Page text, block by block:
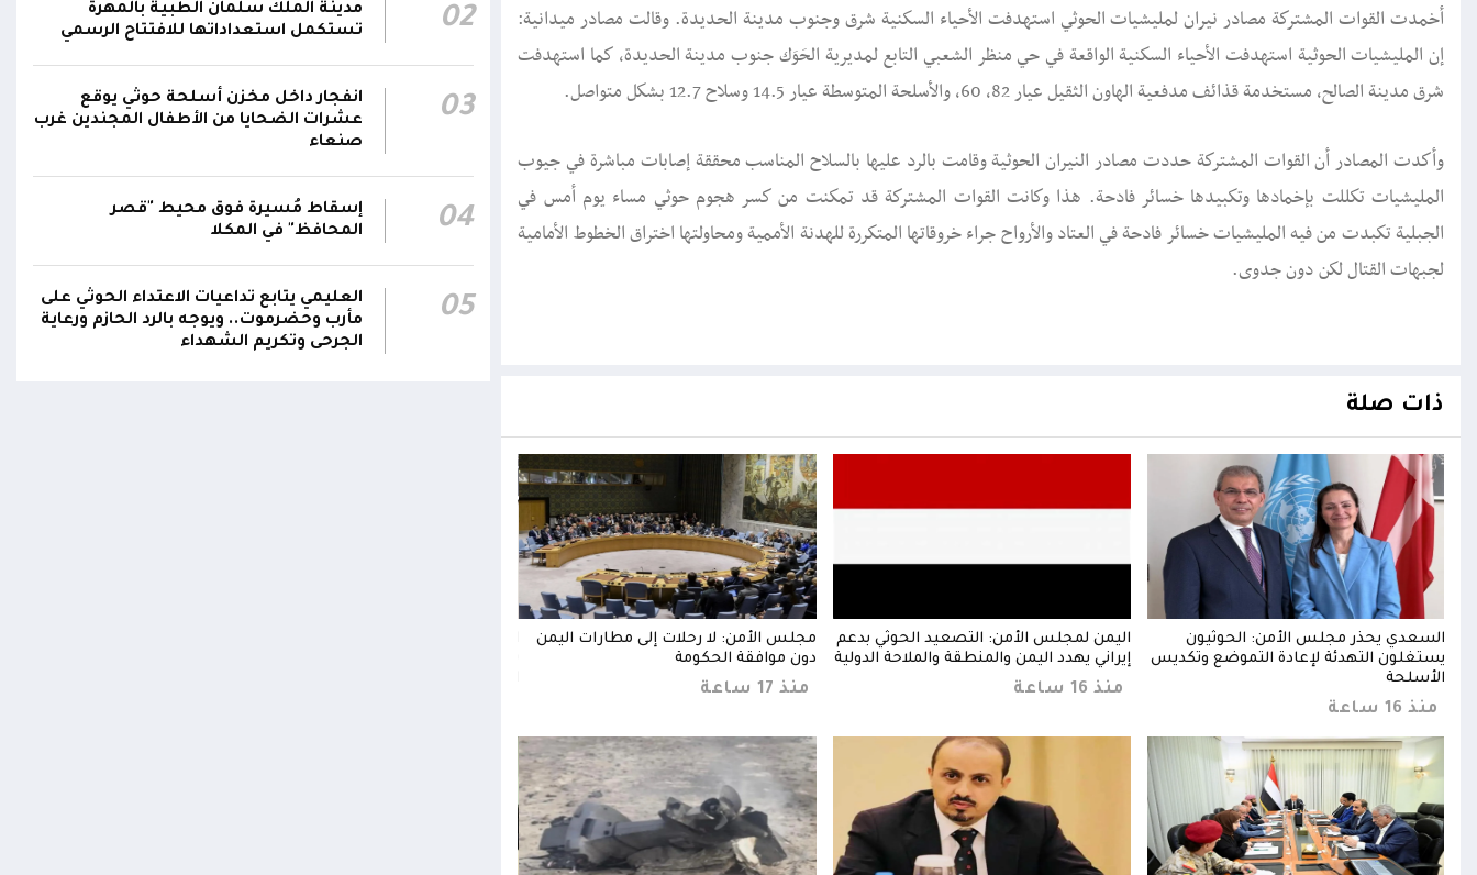
أخمدت القوات المشتركة مصادر نيران لمليشيات الحوثي استهدفت الأحياء السكنية شرق وجنوب مدينة الحديدة. وقالت مصادر ميدانية:
إن المليشيات الحوثية استهدفت الأحياء السكنية الواقعة في حي منظر الشعبي التابع لمديرية الحَوَك جنوب مدينة الحديدة، كما استهدفت
شرق مدينة الصالح، مستخدمة قذائف مدفعية الهاون الثقيل عيار 82، 60، والأسلحة المتوسطة عيار 14.5 وسلاح 12.7 بشكل متواصل.
وأكدت المصادر أن القوات المشتركة حددت مصادر النيران الحوثية وقامت بالرد عليها بالسلاح المناسب محققة إصابات مباشرة في جيوب
المليشيات تكللت بإخمادها وتكبيدها خسائر فادحة. هذا وكانت القوات المشتركة قد تمكنت من كسر هجوم حوثي مساء يوم أمس في
الجبلية تكبدت من فيه المليشيات خسائر فادحة في العتاد والأرواح جراء خروقاتها المتكررة للهدنة الأممية ومحاولتها اختراق الخطوط الأمامية
لجبهات القتال لكن دون جدوى.
ذات صلة
السعدي يحذر مجلس الأمن: الحوثيون
يستغلون التهدئة لإعادة التموضع وتكديس
الأسلحة
منذ 16 ساعة
اليمن لمجلس الأمن: التصعيد الحوثي بدعم
إيراني يهدد اليمن والمنطقة والملاحة الدولية
منذ 16 ساعة
مجلس الأمن: لا رحلات إلى مطارات اليمن
دون موافقة الحكومة
منذ 17 ساعة
06:00
يمر استهداف وحداتنا دون رد وسنتعامل مع أي
اعتداء جديد بالإجراءات العسكرية اللازمة والحازمة،
وفقاً لتوجيهات القيادة السياسية والعسكرية
ومقتضيات الموقف العملياتي
الناطق باسم القوات المسلحة: العملية جسدت
وحدة المحاور والقيادة والسيطرة للقوات المسلحة
02
مدينة الملك سلمان الطبية بالمهرة
تستكمل استعداداتها للافتتاح الرسمي
03
انفجار داخل مخزن أسلحة حوثي يوقع
عشرات الضحايا من الأطفال المجندين غرب
صنعاء
04
إسقاط مُسيرة فوق محيط "قصر
المحافظ" في المكلا
05
العليمي يتابع تداعيات الاعتداء الحوثي على
مأرب وحضرموت.. ويوجه بالرد الحازم ورعاية
الجرحى وتكريم الشهداء